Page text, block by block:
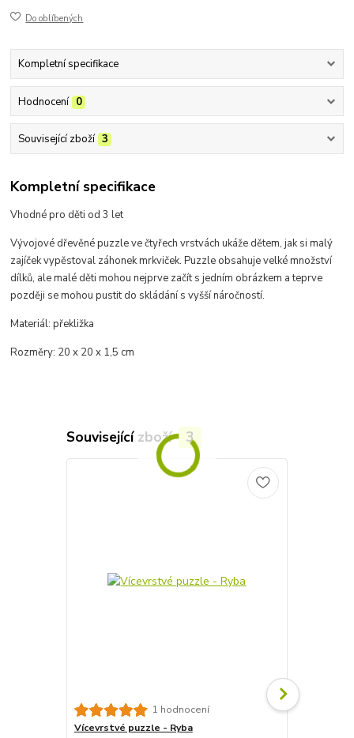
Do oblíbených
Kompletní specifikace
Hodnocení 0
Související zboží 3
Kompletní specifikace
Vhodné pro děti od 3 let
Vývojové dřevěné puzzle ve čtyřech vrstvách ukáže dětem, jak si malý
zajíček vypěstoval záhonek mrkviček. Puzzle obsahuje velké množství
dílků, ale malé děti mohou nejprve začít s jedním obrázkem a teprve
později se mohou pustit do skládání s vyšší náročností.
Materiál: překližka
Rozměry: 20 x 20 x 1,5 cm
Související zboží 3
1 hodnocení
Vícevrstvé puzzle - Ryba
Vícevrstvé